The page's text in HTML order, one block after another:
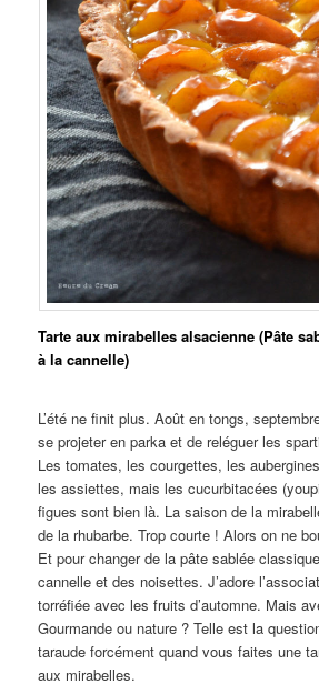
Tarte aux mirabelles alsacienne (Pâte
à la cannelle)
L’été ne finit plus. Août en tongs,
se projeter en parka et de reléguer les
Les tomates, les courgettes, les
les assiettes, mais les cucurbitacées
figues sont bien là. La saison de la
de la rhubarbe. Trop courte ! Alors on ne
Et pour changer de la pâte sablée
cannelle et des noisettes. J’adore
torréfiée avec les fruits d’automne. Mais
Gourmande ou nature ? Telle est la
taraude forcément quand vous faites une
aux mirabelles.